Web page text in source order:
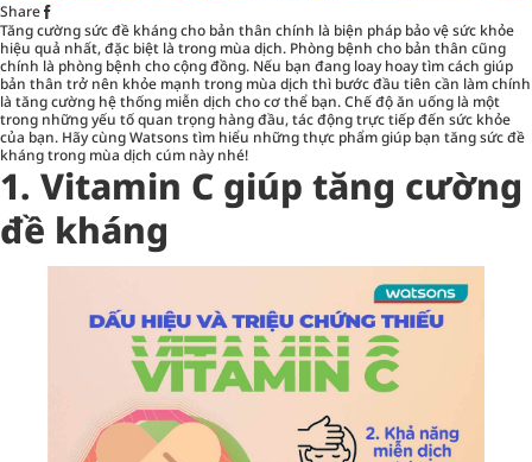
Share
Tăng cường sức đề kháng cho bản thân chính là biện pháp bảo vệ sức khỏe
hiệu quả nhất, đặc biệt là trong mùa dịch. Phòng bệnh cho bản thân cũng
chính là phòng bệnh cho cộng đồng. Nếu bạn đang loay hoay tìm cách giúp
bản thân trở nên khỏe mạnh trong mùa dịch thì bước đầu tiên cần làm chính
là tăng cường hệ thống miễn dịch cho cơ thể bạn. Chế độ ăn uống là một
trong những yếu tố quan trọng hàng đầu, tác động trực tiếp đến sức khỏe
của bạn. Hãy cùng Watsons tìm hiểu những thực phẩm giúp bạn tăng sức đề
khángtrong mùa dịch cúm này nhé!
1. Vitamin C giúp tăng cường
đề kháng